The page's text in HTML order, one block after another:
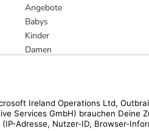
Angebote
Babys
Kinder
Damen
Marken